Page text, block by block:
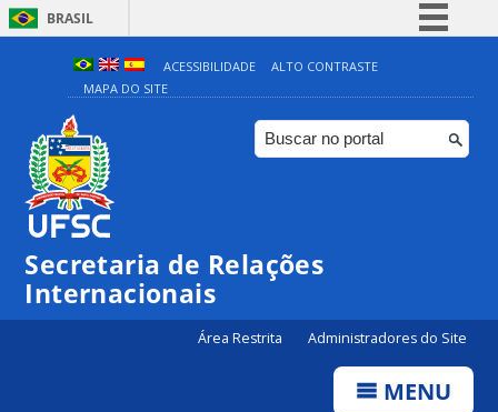
BRASIL
Simplifique!
Comunica BR
Participe
ACESSIBILIDADE
ALTO CONTRASTE
MAPA DO SITE
Secretaria de Relações
Internacionais
Área Restrita Administradores do Site
MENU